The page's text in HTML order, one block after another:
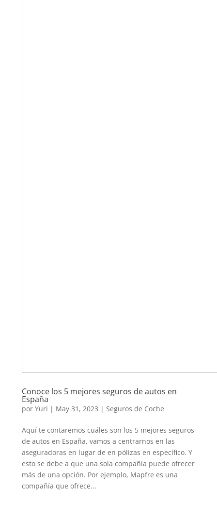
Conoce los 5 mejores seguros de autos en
España
por Yuri | May 31, 2023 | Seguros de Coche
Aquí te contaremos cuáles son los 5 mejores seguros
de autos en España, vamos a centrarnos en las
aseguradoras en lugar de en pólizas en específico. Y
esto se debe a que una sola compañía puede ofrecer
más de una opción. Por ejemplo, Mapfre es una
compañía que ofrece...